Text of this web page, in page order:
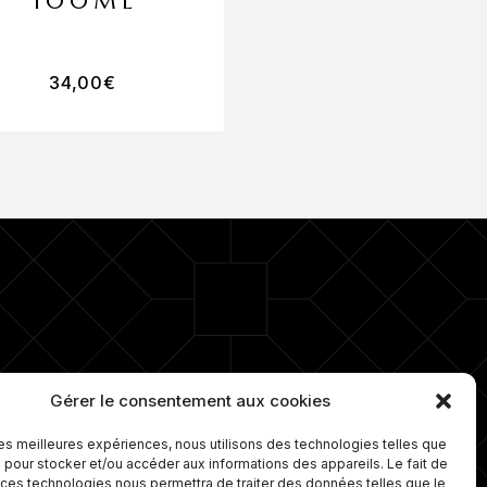
Gérer le consentement aux cookies
meilleures expériences, nous utilisons des technologies telles que
stocker et/ou accéder aux informations des appareils. Le fait de
technologies nous permettra de traiter des données telles que le
34,00€
d’ongles. Nous proposons
et travaillons avec les
marques de cosmétiques.